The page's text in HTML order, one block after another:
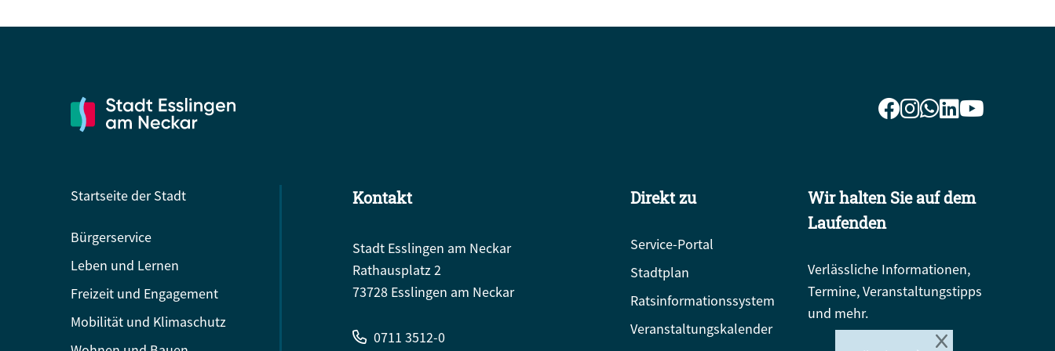
Startseite der Stadt
Bürgerservice
Leben und Lernen
Freizeit und Engagement
Mobilität und Klimaschutz
Kontakt
Stadt Esslingen am Neckar
Rathausplatz 2
73728 Esslingen am Neckar
0711 3512-0
Direkt zu
Service-Portal
Stadtplan
Ratsinformationssystem
Veranstaltungskalender
Wir halten Sie auf dem
Laufenden
Verlässliche Informationen,
Termine, Veranstaltungstipps
und mehr.